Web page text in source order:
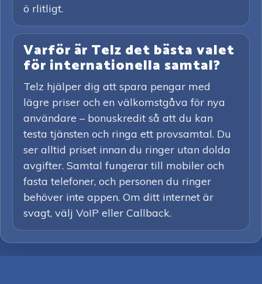
ö rlitligt.
Varför är Telz det bästa valet
för internationella samtal?
Telz hjälper dig att spara pengar med
lägre priser och en välkomstgåva för nya
användare – bonuskredit så att du kan
testa tjänsten och ringa ett provsamtal. Du
ser alltid priset innan du ringer utan dolda
avgifter. Samtal fungerar till mobiler och
fasta telefoner, och personen du ringer
behöver inte appen. Om ditt internet är
svagt, välj VoIP eller Callback.